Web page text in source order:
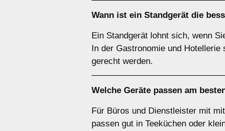
Wann ist ein Standgerät die
Ein Standgerät lohnt sich, wenn
In der Gastronomie und Hotellerie
gerecht werden.
Welche Geräte passen am
Für Büros und Dienstleister mit
passen gut in Teeküchen oder